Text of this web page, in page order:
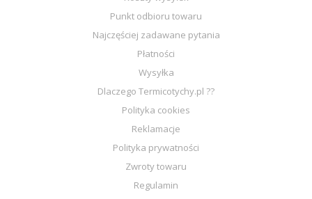
Punkt odbioru towaru
Najczęściej zadawane pytania
Płatności
Wysyłka
Dlaczego Termicotychy.pl ??
Polityka cookies
Reklamacje
Polityka prywatności
Zwroty towaru
Regulamin